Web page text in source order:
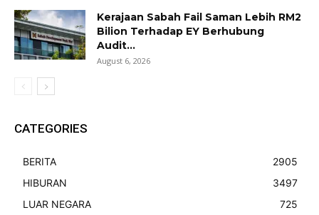
Kerajaan Sabah Fail Saman Lebih RM2
Bilion Terhadap EY Berhubung
Audit...
August 6, 2026
CATEGORIES
BERITA
2905
HIBURAN
3497
LUAR NEGARA
725